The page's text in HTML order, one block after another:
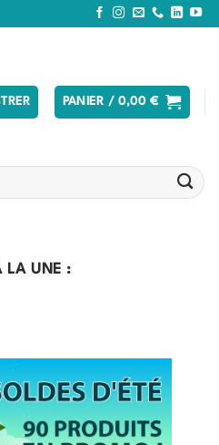
PANIER /0,00 €
LA UNE :